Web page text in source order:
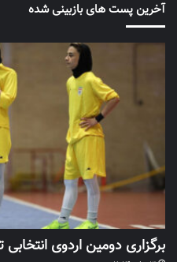
آخرین پست های بازبینی شده
برگزاری دومین اردوی